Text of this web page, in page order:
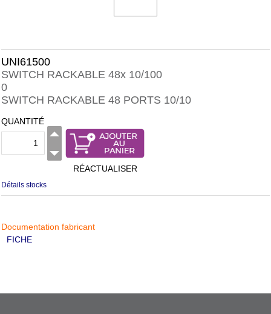
UNI61500
SWITCH RACKABLE 48x 10/100
0
SWITCH RACKABLE 48 PORTS 10/10
QUANTITÉ
RÉACTUALISER
Détails stocks
Documentation fabricant
FICHE